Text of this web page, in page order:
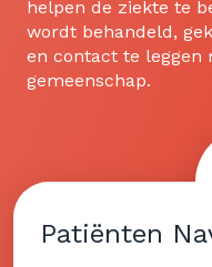
helpen de ziekte te
wordt behandeld,
en contact te leggen
gemeenschap.
Patiënten